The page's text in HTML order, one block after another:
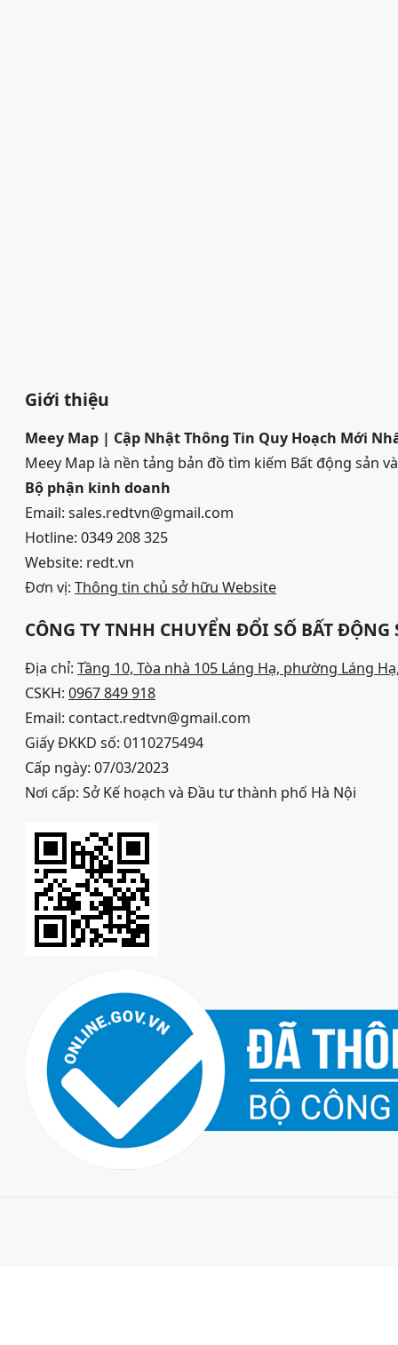
Giới thiệu
Meey Map | Cập Nhật Thông Tin Quy Hoạch Mới
Meey Map là nền tảng bản đồ tìm kiếm Bất động sản
Bộ phận kinh doanh
Email: sales.redtvn@gmail.com
Hotline: 0349 208 325
Website: redt.vn
Đơn vị: Thông tin chủ sở hữu Website
CÔNG TY TNHH CHUYỂN ĐỔI SỐ BẤT ĐỘNG
Địa chỉ: Tầng 10, Tòa nhà 105 Láng Hạ, phường Láng
CSKH: 0967 849 918
Email: contact.redtvn@gmail.com
Giấy ĐKKD số: 0110275494
Cấp ngày: 07/03/2023
Nơi cấp: Sở Kế hoạch và Đầu tư thành phố Hà Nội